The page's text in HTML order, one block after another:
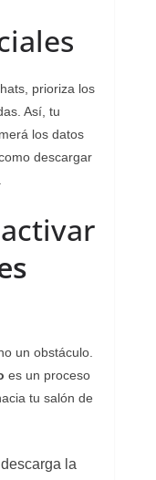
prioriza los
Así, tu
los datos
descargar
un obstáculo.
es un proceso
tu salón de
la